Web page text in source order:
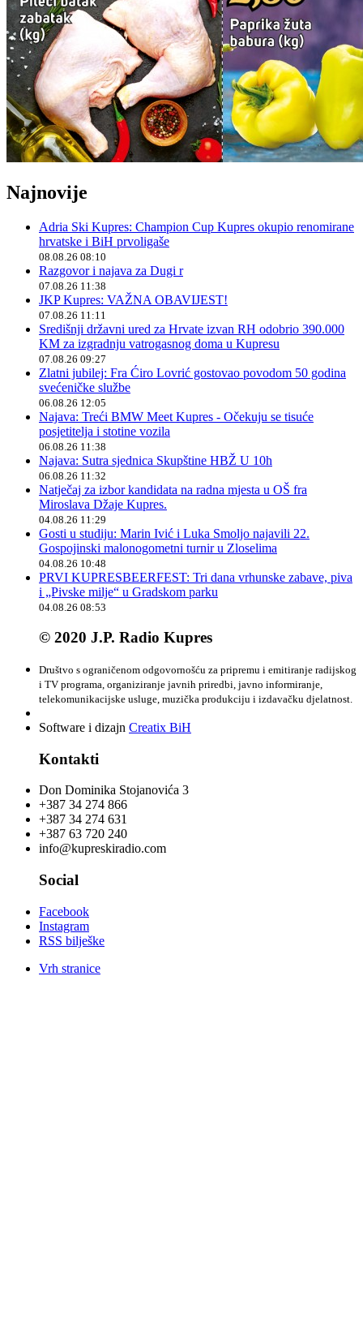
Najnovije
Adria Ski Kupres: Champion Cup Kupres okupio renomirane
hrvatske i BiH prvoligaše
08.08.26 08:10
Razgovor i najava za Dugi r
07.08.26 11:38
JKP Kupres: VAŽNA OBAVIJEST!
07.08.26 11:11
Središnji državni ured za Hrvate izvan RH odobrio 390.000
KM za izgradnju vatrogasnog doma u Kupresu
07.08.26 09:27
Zlatni jubilej: Fra Ćiro Lovrić gostovao povodom 50 godina
svećeničke službe
06.08.26 12:05
Najava: Treći BMW Meet Kupres - Očekuju se tisuće
posjetitelja i stotine vozila
06.08.26 11:38
Najava: Sutra sjednica Skupštine HBŽ U 10h
06.08.26 11:32
Natječaj za izbor kandidata na radna mjesta u OŠ fra
Miroslava Džaje Kupres.
04.08.26 11:29
Gosti u studiju: Marin Ivić i Luka Smoljo najavili 22.
Gospojinski malonogometni turnir u Zloselima
04.08.26 10:48
PRVI KUPRESBEERFEST: Tri dana vrhunske zabave, piva
i „Pivske milje“ u Gradskom parku
04.08.26 08:53
© 2020 J.P. Radio Kupres
Društvo s ograničenom odgovornošću za pripremu i emitiranje radijskog
i TV programa, organiziranje javnih priredbi, javno informiranje,
telekomunikacijske usluge, muzička produkciju i izdavačku djelatnost.
Software i dizajn Creatix BiH
Kontakti
Don Dominika Stojanovića 3
+387 34 274 866
+387 34 274 631
+387 63 720 240
info@kupreskiradio.com
Social
Facebook
Instagram
RSS bilješke
Vrh stranice